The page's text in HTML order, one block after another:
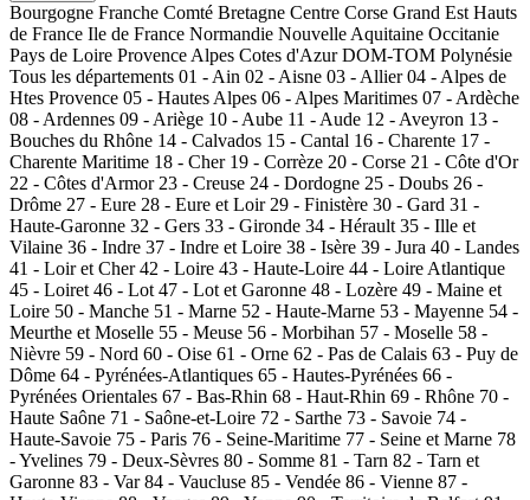
Bourgogne Franche Comté Bretagne Centre Corse Grand Est Hauts
de France Ile de France Normandie Nouvelle Aquitaine Occitanie
Pays de Loire Provence Alpes Cotes d'Azur DOM-TOM Polynésie
Tous les départements 01 - Ain 02 - Aisne 03 - Allier 04 - Alpes de
Htes Provence 05 - Hautes Alpes 06 - Alpes Maritimes 07 - Ardèche
08 - Ardennes 09 - Ariège 10 - Aube 11 - Aude 12 - Aveyron 13 -
Bouches du Rhône 14 - Calvados 15 - Cantal 16 - Charente 17 -
Charente Maritime 18 - Cher 19 - Corrèze 20 - Corse 21 - Côte d'Or
22 - Côtes d'Armor 23 - Creuse 24 - Dordogne 25 - Doubs 26 -
Drôme 27 - Eure 28 - Eure et Loir 29 - Finistère 30 - Gard 31 -
Haute-Garonne 32 - Gers 33 - Gironde 34 - Hérault 35 - Ille et
Vilaine 36 - Indre 37 - Indre et Loire 38 - Isère 39 - Jura 40 - Landes
41 - Loir et Cher 42 - Loire 43 - Haute-Loire 44 - Loire Atlantique
45 - Loiret 46 - Lot 47 - Lot et Garonne 48 - Lozère 49 - Maine et
Loire 50 - Manche 51 - Marne 52 - Haute-Marne 53 - Mayenne 54 -
Meurthe et Moselle 55 - Meuse 56 - Morbihan 57 - Moselle 58 -
Nièvre 59 - Nord 60 - Oise 61 - Orne 62 - Pas de Calais 63 - Puy de
Dôme 64 - Pyrénées-Atlantiques 65 - Hautes-Pyrénées 66 -
Pyrénées Orientales 67 - Bas-Rhin 68 - Haut-Rhin 69 - Rhône 70 -
Haute Saône 71 - Saône-et-Loire 72 - Sarthe 73 - Savoie 74 -
Haute-Savoie 75 - Paris 76 - Seine-Maritime 77 - Seine et Marne 78
- Yvelines 79 - Deux-Sèvres 80 - Somme 81 - Tarn 82 - Tarn et
Garonne 83 - Var 84 - Vaucluse 85 - Vendée 86 - Vienne 87 -